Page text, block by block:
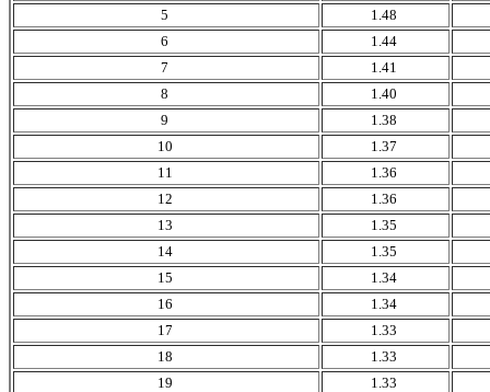
5
1.48
6
1.44
7
1.41
8
1.40
9
1.38
10
1.37
11
1.36
12
1.36
13
1.35
14
1.35
15
1.34
16
1.34
17
1.33
18
1.33
19
1.33